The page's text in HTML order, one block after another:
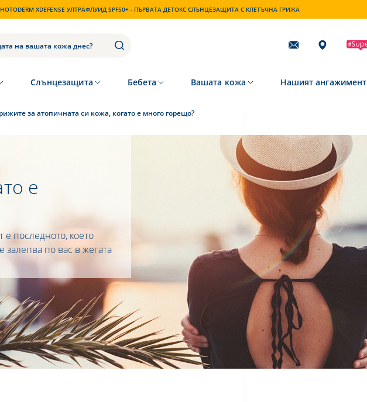
XDEFENSE УЛТРАФЛУИД SPF50+ - ПЪРВАТА ДЕТОКС СЛЪНЦЕЗАЩИТА С КЛЕТЪЧНА ГРИЖА
Subscribing
Слънцезащита Бебета Вашата кожа Нашият ангажимент
за атопичната си кожа, когато е много горещо?
е
последното, което
залепва по вас в жегата